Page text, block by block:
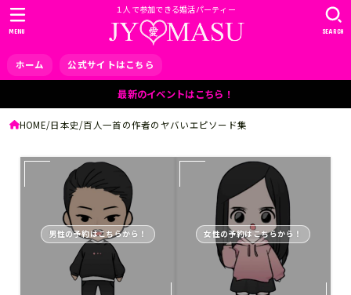
１人で参加できる婚活パーティー
ホーム 公式サイトはこちら
SEARCH
MENU
最新のイベントはこちら！
HOME 日本史 百人一首の作者のヤバいエピソード集
男性の予約はこちらから！ 女性の予約はこちらから！